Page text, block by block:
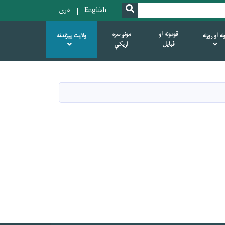
SEARCH
English دری
او روزنه
قومونه او
قبایل
مونږ سره
اریکې
ولایت پیژندنه